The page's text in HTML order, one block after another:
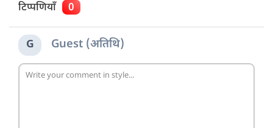
टिप्पणियाँ 0
G Guest (अतिथि)